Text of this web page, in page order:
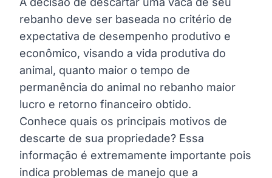
rebanho deve ser baseada no critério de
expectativa de desempenho produtivo e
econômico, visando a vida produtiva do
animal, quanto maior o tempo de
permanência do animal no rebanho maior
lucro e retorno financeiro obtido.
Conhece quais os principais motivos de
descarte de sua propriedade? Essa
informação é extremamente importante pois
indica problemas de manejo que a